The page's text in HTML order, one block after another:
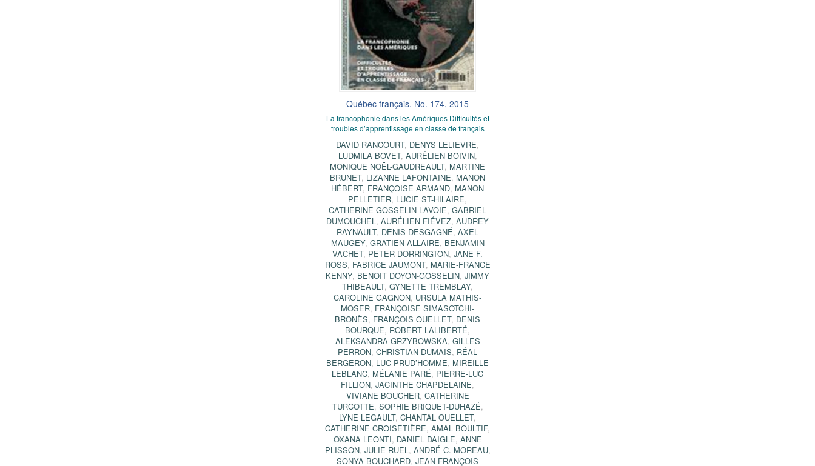
Québec français. No. 174, 2015
La francophonie dans les Amériques Difficultés et
troubles d’apprentissage en classe de français
DAVID RANCOURT, DENYS LELIÈVRE,
LUDMILA BOVET, AURÉLIEN BOIVIN,
MONIQUE NOËL-GAUDREAULT, MARTINE
BRUNET, LIZANNE LAFONTAINE, MANON
HÉBERT, FRANÇOISE ARMAND, MANON
PELLETIER, LUCIE ST-HILAIRE,
CATHERINE GOSSELIN-LAVOIE, GABRIEL
DUMOUCHEL , AURÉLIEN FIÉVEZ, AUDREY
RAYNAULT, DENIS DESGAGNÉ, AXEL
MAUGEY, GRATIEN ALLAIRE, BENJAMIN
VACHET, PETER DORRINGTON, JANE F.
ROSS, FABRICE JAUMONT, MARIE-FRANCE
KENNY, BENOIT DOYON-GOSSELIN, JIMMY
THIBEAULT, GYNETTE TREMBLAY,
CAROLINE GAGNON, URSULA MATHIS-
MOSER, FRANÇOISE SIMASOTCHI-
BRONÈS, FRANÇOIS OUELLET, DENIS
BOURQUE, ROBERT LALIBERTÉ,
ALEKSANDRA GRZYBOWSKA, GILLES
PERRON, CHRISTIAN DUMAIS, RÉAL
BERGERON, LUC PRUD’HOMME, MIREILLE
LEBLANC, MÉLANIE PARÉ, PIERRE-LUC
FILLION, JACINTHE CHAPDELAINE,
VIVIANE BOUCHER, CATHERINE
TURCOTTE, SOPHIE BRIQUET-DUHAZÉ,
LYNE LEGAULT, CHANTAL OUELLET,
CATHERINE CROISETIÈRE, AMAL BOULTIF,
OXANA LEONTI, DANIEL DAIGLE, ANNE
PLISSON, JULIE RUEL , ANDRÉ C. MOREAU,
SONYA BOUCHARD, JEAN-FRANÇOIS